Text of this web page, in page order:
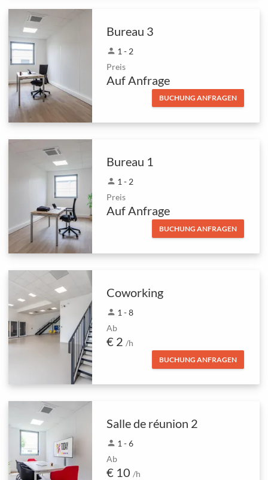
Bureau 3
person 1 - 2
Preis
Auf Anfrage
BUCHUNG ANFRAGEN
Bureau 1
person 1 - 2
Preis
Auf Anfrage
BUCHUNG ANFRAGEN
Coworking
person 1 - 8
Ab
€ 2 /h
BUCHUNG ANFRAGEN
Salle de réunion 2
person 1 - 6
Ab
€ 10 /h